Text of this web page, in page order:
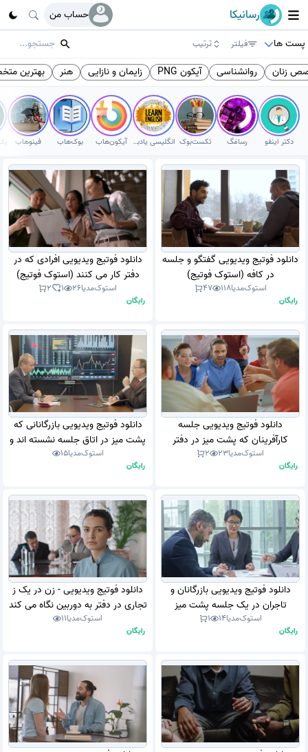
رسانیکا
حساب من
پست ها
فیلتر ترتیب
زنان روانشناسی آیکون PNG زایمان و نازایی هنر بهترین
دکتر اینفو رسامَگ تکست‌بوک انگلیسی یادبگیر آیکون‌هاب بوک‌هاب فینوهاب
دانلود فوتیج ویدیویی گفتگو و جلسه
در کافه (استوک فوتیج)
استوک‌مدیا118
47
رایگان
دانلود فوتیج ویدیویی افرادی که در
دفتر کار می کنند (استوک فوتیج)
استوک‌مدیا26
1
2
رایگان
دانلود فوتیج ویدیویی جلسه
کارآفرینان که پشت میز در دفتر
نشسته اند (استوک فوتیج)
استوک‌مدیا23
2
رایگان
دانلود فوتیج ویدیویی بازرگانانی که
پشت میز در اتاق جلسه نشسته اند و
از لپ تاپ استفاده می کنند (استوک
استوک‌مدیا15
رایگان
دانلود فوتیج ویدیویی بازرگانان و
تاجران در یک جلسه پشت میز
نشسته اند (استوک فوتیج)
استوک‌مدیا14
1
رایگان
دانلود فوتیج ویدیویی - زن در یک ز
تجاری در دفتر به دوربین نگاه می کند
(استوک فوتیج)
استوک‌مدیا11
رایگان